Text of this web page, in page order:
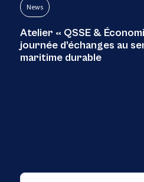
News
Atelier « QSSE &
journée d’échanges au
maritime durable